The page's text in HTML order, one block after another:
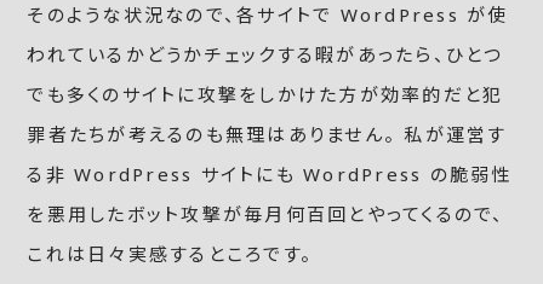
そのような状況なので、各サイトで WordPress が使
われているかどうかチェックする暇があったら、ひとつ
でも多くのサイトに攻撃をしかけた方が効率的だと犯
罪者たちが考えるのも無理はありません。 私が運営す
る非 WordPress サイトにも WordPress の脆弱性
を悪用したボット攻撃が毎月何百回とやってくるので、
これは日々実感するところです。